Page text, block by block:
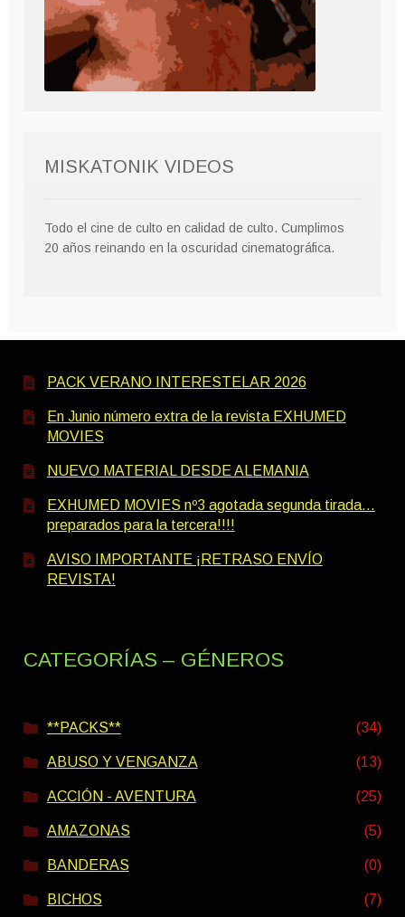
MISKATONIK VIDEOS
Todo el cine de culto en calidad de culto. Cumplimos
20 años reinando en la oscuridad cinematográfica.
PACK VERANO INTERESTELAR 2026
En Junio número extra de la revista EXHUMED
MOVIES
NUEVO MATERIAL DESDE ALEMANIA
EXHUMED MOVIES nº3 agotada segunda tirada…
preparados para la tercera!!!!
AVISO IMPORTANTE ¡RETRASO ENVÍO
REVISTA!
CATEGORÍAS – GÉNEROS
**PACKS** (34)
ABUSO Y VENGANZA (13)
ACCIÓN - AVENTURA (25)
AMAZONAS (5)
BANDERAS (0)
BICHOS (7)